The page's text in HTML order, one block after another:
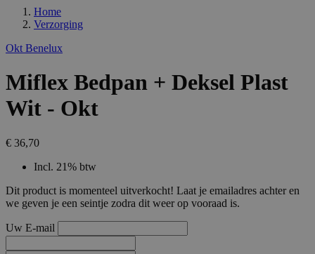
Home
Verzorging
Okt Benelux
Miflex Bedpan + Deksel Plast
Wit - Okt
€ 36,70
Incl. 21% btw
Dit product is momenteel uitverkocht! Laat je emailadres achter en
we geven je een seintje zodra dit weer op vooraad is.
Uw E-mail